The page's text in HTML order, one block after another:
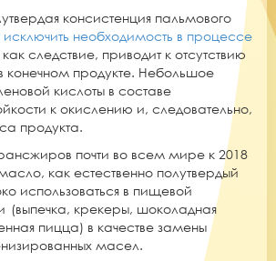
консистенция пальмового
исключить необходимость в процессе
как следствие, приводит к отсутствию
конечном продукте. Небольшое
кислоты в составе
к окислению и, следовательно,
продукта.
почти во всем мире к 2018
как естественно полутвердый
использоваться в пищевой
(выпечка, крекеры, шоколадная
пицца) в качестве замены
масел.